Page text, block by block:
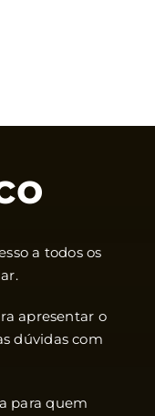
a todos os
apresentar o
dúvidas com
para quem